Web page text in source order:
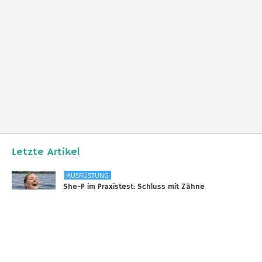
Letzte Artikel
AUSRÜSTUNG
She-P im Praxistest: Schluss mit Zähne